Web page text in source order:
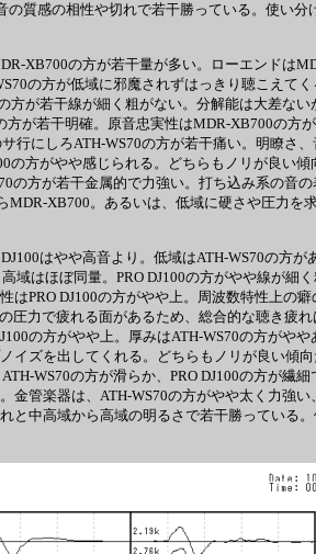
質感の相性や切れで若干勝っている。使い
XB700の方が若干量が多い。ローエンドは
の方が低域に邪魔されずはっきり聴こえて
が若干線が細く粗がない。分解能は大差な
方が若干明確。原音忠実性はMDR-XB700の
行にしろATH-WS70の方が若干痛い。明瞭さ
の方がやや感じられる。どちらもノリが良い
の方が若干金属的で力強い。打ち込み系の
XB700。あるいは、低域に硬さや圧力を
はやや高音より。低域はATH-WS70の方
域はほぼ同量。PRO DJ100の方がやや線が
はPRO DJ100の方がやや上。周波数特性上
圧力で疲れる面があるため、総合的な聴き疲
の方がやや上。厚みはATH-WS70の方がや
イズを出してくれる。どちらもノリが良い傾
WS70の方が滑らか、PRO DJ100の方が
金管楽器は、ATH-WS70の方がやや太く力強
と中高域から高域の明るさで若干勝っている